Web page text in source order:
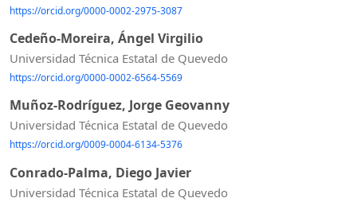
https://orcid.org/0000-0002-2975-3087
Cedeño-Moreira, Ángel Virgilio
Universidad Técnica Estatal de Quevedo
https://orcid.org/0000-0002-6564-5569
Muñoz-Rodríguez, Jorge Geovanny
Universidad Técnica Estatal de Quevedo
https://orcid.org/0009-0004-6134-5376
Conrado-Palma, Diego Javier
Universidad Técnica Estatal de Quevedo